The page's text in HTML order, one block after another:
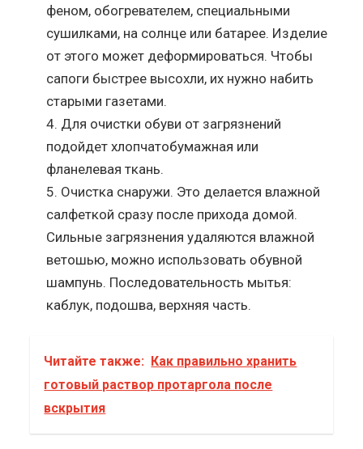
феном, обогревателем, специальными
сушилками, на солнце или батарее. Изделие
от этого может деформироваться. Чтобы
сапоги быстрее высохли, их нужно набить
старыми газетами.
Для очистки обуви от загрязнений
подойдет хлопчатобумажная или
фланелевая ткань.
Очистка снаружи. Это делается влажной
салфеткой сразу после прихода домой.
Сильные загрязнения удаляются влажной
ветошью, можно использовать обувной
шампунь. Последовательность мытья:
каблук, подошва, верхняя часть.
Читайте также: Как правильно хранить
готовый раствор протаргола после
вскрытия